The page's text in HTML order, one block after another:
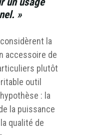
»
la
accessoire de
plutôt
outil
: la
la puissance
qualité de